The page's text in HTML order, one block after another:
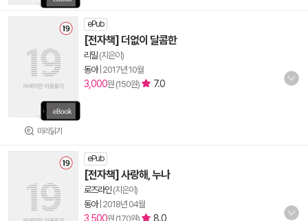
미리읽기
ePub
[전자책] 더없이 달콤한
리밀 (지은이)
동아| 2017년 10월
3,000원 (150원) 7.0
ePub
[전자책] 사랑해, 누나
로즈라인 (지은이)
동아| 2018년 04월
3,500원 (170원) 8.0